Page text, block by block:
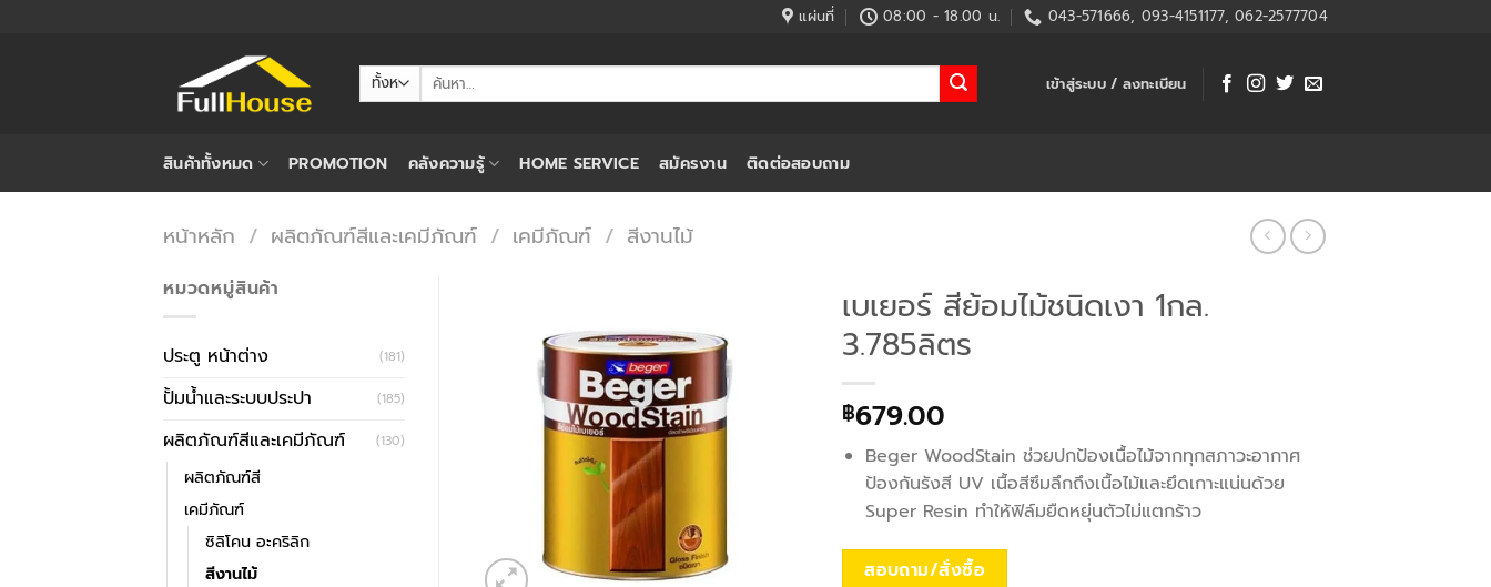
แผ่นที่ 08:00 - 18.00 น. 043-571666, 093-4151177, 062-2577704
ค้นหา: เข้าสู่ระบบ / ลงทะเบียน
สินค้าทั้งหมด PROMOTION คลังความรู้ HOME SERVICE สมัครงาน ติดต่อสอบถาม
หน้าหลัก / ผลิตภัณฑ์สีและเคมีภัณฑ์ / เคมีภัณฑ์ / สีงานไม้
หมวดหมู่สินค้า
ประตู หน้าต่าง (181)
ปั้มน้ำและระบบประปา (185)
ผลิตภัณฑ์สีและเคมีภัณฑ์ (130)
ผลิตภัณฑ์สี
เคมีภัณฑ์
ซิลิโคน อะคริลิก
สีงานไม้
เบเยอร์ สีย้อมไม้ชนิดเงา 1กล.
3.785ลิตร
฿679.00
Beger WoodStain ช่วยปกป้องเนื้อไม้จากทุกสภาวะอากาศ
ป้องกันรังสี UV เนื้อสีซึมลึกถึงเนื้อไม้และยึดเกาะแน่นด้วย
Super Resin ทำให้ฟิล์มยืดหยุ่นตัวไม่แตกร้าว
สอบถาม/สั่งซื้อ